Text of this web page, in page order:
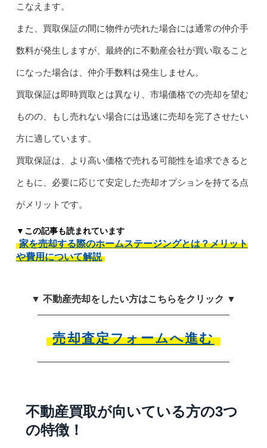
こなえます。
また、買取保証の間に物件が売れた場合には通常の仲介手
数料が発生しますが、最終的に不動産会社が買い取ること
になった場合は、仲介手数料は発生しません。
買取保証は即時買取とは異なり、市場価格での売却を望む
ものの、もし売れない場合には迅速に売却を完了させたい
方に適しています。
買取保証は、より高い価格で売れる可能性を追求できると
ともに、必要に応じて安定した売却オプションを持てる点
がメリットです。
▼この記事も読まれています
家を売却する際のホームステージングとは？メリット
や費用について解説
▼ 不動産売却をしたい方はこちらをクリック ▼
売却査定フォームへ進む
不動産買取が向いている方の3つ
の特徴！